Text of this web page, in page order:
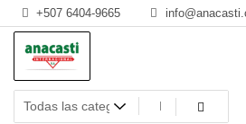
Saltar
al
contenido
+507 6404-9665
Anacasti
Ventas de productos al por mayor de
navidad, religioso y adornos